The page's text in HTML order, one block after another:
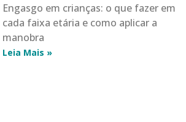
Engasgo em crianças: o que fazer em
cada faixa etária e como aplicar a
manobra
Leia Mais »